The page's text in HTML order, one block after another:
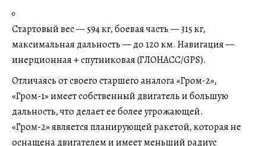
Стартовый вес — 594 кг, боевая часть — 315 кг,
максимальная дальность — до 120 км. Навигация —
инерционная + спутниковая (ГЛОНАСС/GPS).
Отличаясь от своего старшего аналога «Гром-2»,
«Гром-1» имеет собственный двигатель и большую
дальность, что делает ее более угрожающей.
«Гром-2» является планирующей ракетой, которая не
оснащена двигателем и имеет меньший радиус